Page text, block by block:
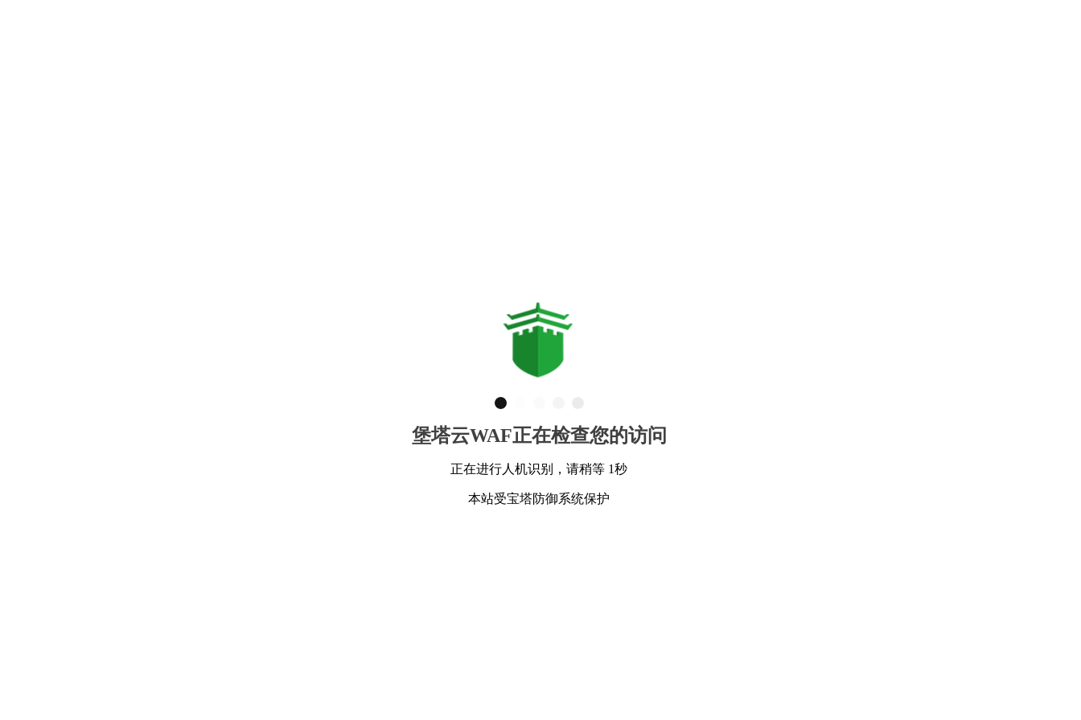
堡塔云WAF正在检查您的访问
正在进行人机识别，请稍等 1秒
本站受宝塔防御系统保护